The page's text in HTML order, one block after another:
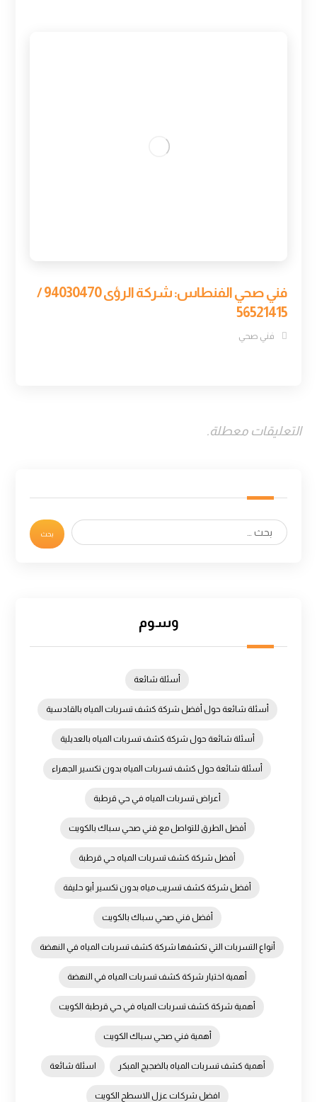
فني صحي الفنطاس: شركة الرؤى 94030470 /
56521415
فني صحي
التعليقات معطلة.
وسوم
أسئلة شائعة
أسئلة شائعة حول أفضل شركة كشف تسربات المياه بالقادسية
أسئلة شائعة حول شركة كشف تسربات المياه بالعديلية
أسئلة شائعة حول كشف تسربات المياه بدون تكسير الجهراء
أعراض تسربات المياه في حي قرطبة
أفضل الطرق للتواصل مع فني صحي سباك بالكويت
أفضل شركة كشف تسربات المياه حي قرطبة
أفضل شركة كشف تسريب مياه بدون تكسير أبو حليفة
أفضل فني صحي سباك بالكويت
أنواع التسربات التي تكشفها شركة كشف تسربات المياه في النهضة
أهمية اختيار شركة كشف تسربات المياه في النهضة
أهمية شركة كشف تسربات المياه في حي قرطبة الكويت
أهمية فني صحي سباك الكويت
أهمية كشف تسربات المياه بالضجيج المبكر اسئلة شائعة
افضل شركات عزل الاسطح الكويت